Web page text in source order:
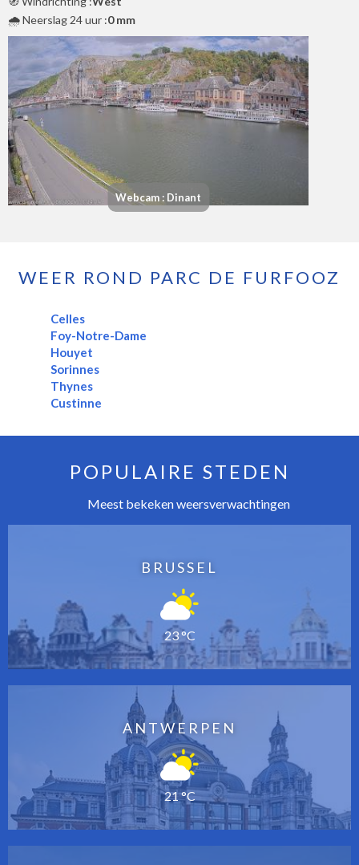
🌧️ Neerslag 24 uur :0 mm
Webcam : Dinant
WEER ROND PARC DE FURFOOZ
Celles
Foy-Notre-Dame
Houyet
Sorinnes
Thynes
Custinne
POPULAIRE STEDEN
Meest bekeken weersverwachtingen
BRUSSEL
23 °C
ANTWERPEN
21 °C